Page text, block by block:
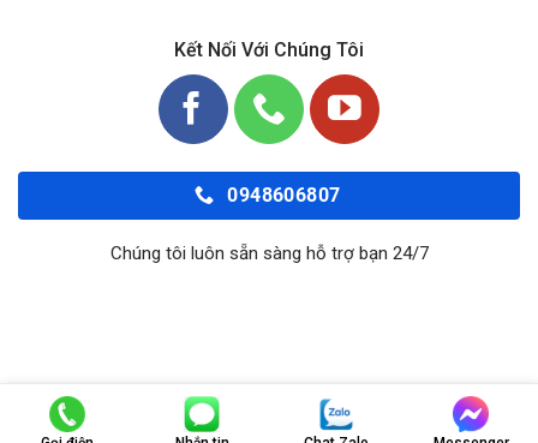
Kết Nối Với Chúng Tôi
0948606807
Chúng tôi luôn sẵn sàng hỗ trợ bạn 24/7
Copyright 2026 © Orokingauto.Com